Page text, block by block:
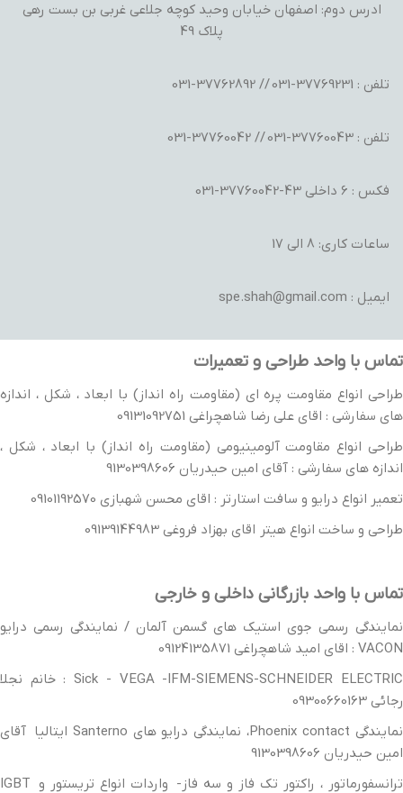
ادرس دوم: اصفهان خیابان وحید کوچه جلاعی غربی بن بست رهی
پلاک 49
تلفن : 37769231-031 // 37762892-031
تلفن : 37760043-031 // 37760042-031
فکس : 6 داخلی 43-37760042-031
ساعات کاری: 8 الی 17
ایمیل : spe.shah@gmail.com
تماس با واحد طراحی و تعمیرات
طراحی انواع مقاومت پره ای (مقاومت راه انداز) با ابعاد ، شکل ، اندازه
های سفارشی : اقای علی رضا شاهچراغی 09131092751
طراحی انواع مقاومت آلومینیومی (مقاومت راه انداز) با ابعاد ، شکل ،
اندازه های سفارشی : آقای امین حیدریان 9130398606
تعمیر انواع درایو و سافت استارتر : اقای محسن شهبازی 09101192570
طراحی و ساخت انواع هیتر اقای بهزاد فروغی 09139144983
تماس با واحد بازرگانی داخلی و خارجی
نمایندگی رسمی جوی استیک های گسمن آلمان / نمایندگی رسمی درایو
VACON : اقای امید شاهچراغی 09124135871
Sick - VEGA -IFM-SIEMENS-SCHNEIDER ELECTRIC : خانم نجلا
رجائی 09300660163
نمایندگی Phoenix contact، نمایندگی درایو های Santerno ایتالیا آقای
امین حیدریان 9130398606
ترانسفورماتور ، راکتور تک فاز و سه فاز- واردات انواع تریستور و IGBT